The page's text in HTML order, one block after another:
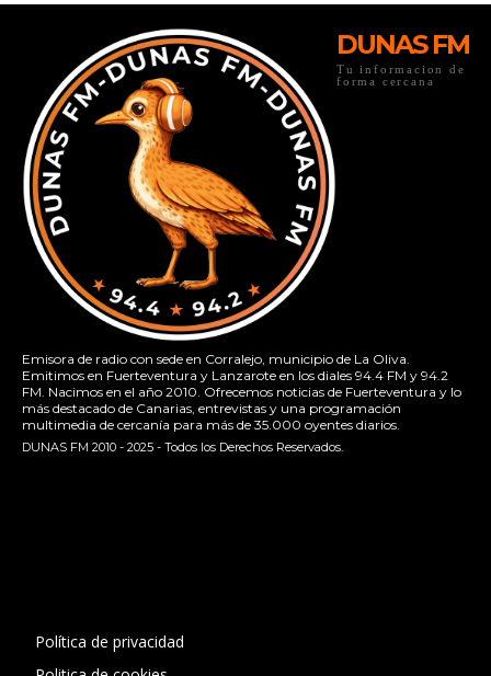
DUNAS FM
Tu informacion de
forma cercana
Emisora de radio con sede en Corralejo, municipio de La Oliva.
Emitimos en Fuerteventura y Lanzarote en los diales 94.4 FM y 94.2
FM. Nacimos en el año 2010. Ofrecemos noticias de Fuerteventura y lo
más destacado de Canarias, entrevistas y una programación
multimedia de cercanía para más de 35.000 oyentes diarios.
DUNAS FM 2010 - 2025 - Todos los Derechos Reservados.
Política de privacidad